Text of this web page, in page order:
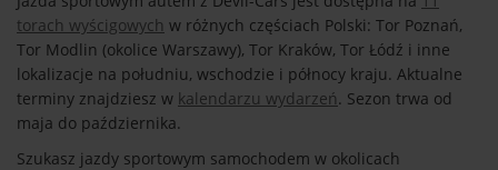
torach wyścigowych w różnych częściach Polski: Tor Poznań,
Tor Modlin (okolice Warszawy), Tor Kraków, Tor Łódź i inne
lokalizacje na południu, wschodzie i północy kraju. Aktualne
terminy znajdziesz w kalendarzu wydarzeń. Sezon trwa od
maja do października.
Szukasz jazdy sportowym samochodem w okolicach